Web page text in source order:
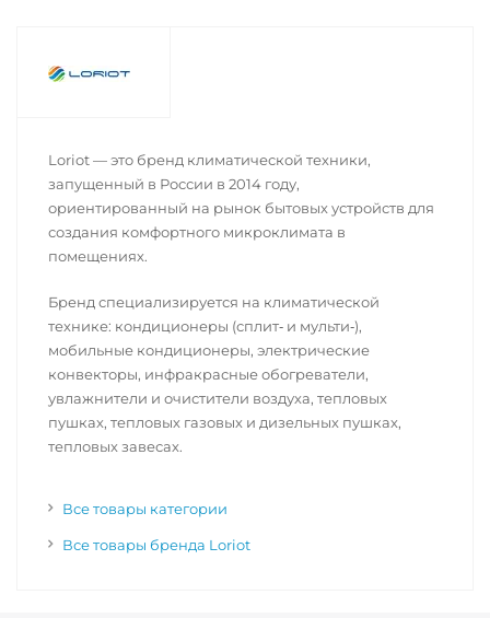
Loriot — это бренд климатической техники,
запущенный в России в 2014 году,
ориентированный на рынок бытовых устройств для
создания комфортного микроклимата в
помещениях.
Бренд специализируется на климатической
технике: кондиционеры (сплит‑ и мульти‑),
мобильные кондиционеры, электрические
конвекторы, инфракрасные обогреватели,
увлажнители и очистители воздуха, тепловых
пушках, тепловых газовых и дизельных пушках,
тепловых завесах.
Все товары категории
Все товары бренда Loriot